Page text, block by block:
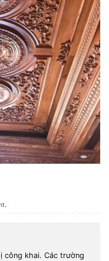
.
công khai. Các trường